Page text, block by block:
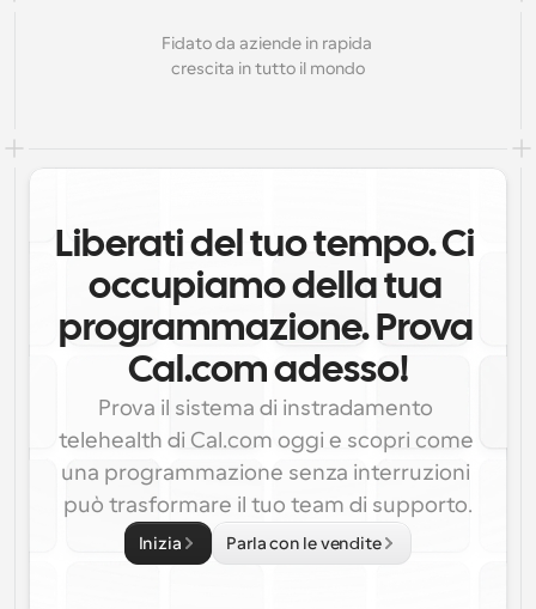
Fidato da aziende in rapida
crescita in tutto il mondo
Liberati del tuo tempo. Ci
occupiamo della tua
programmazione. Prova
Cal.com adesso!
Prova il sistema di instradamento
telehealth di Cal.com oggi e scopri come
una programmazione senza interruzioni
può trasformare il tuo team di supporto.
Inizia Parla con le vendite